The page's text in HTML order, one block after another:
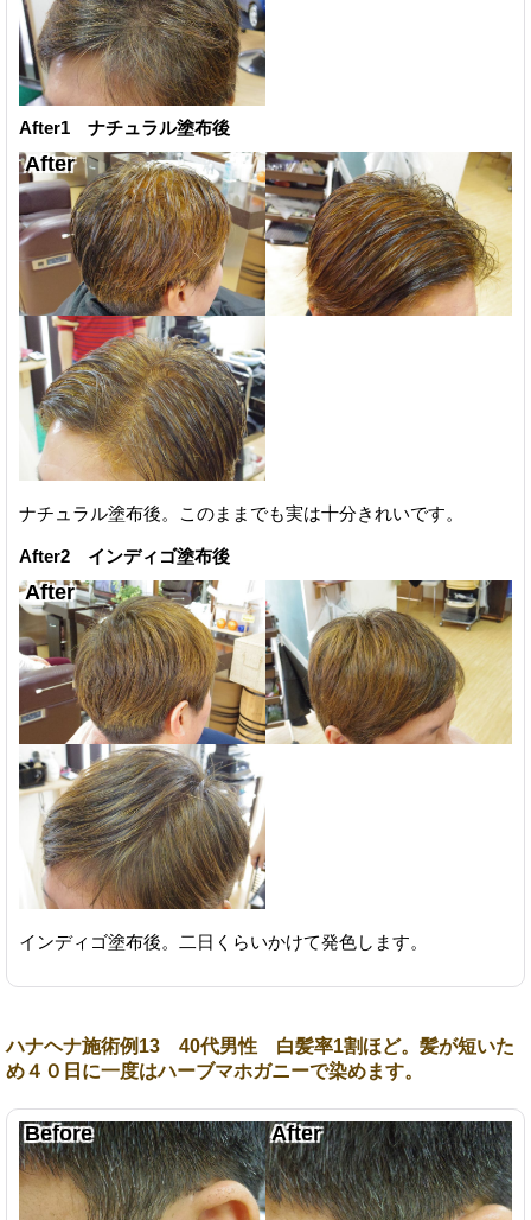
After1 ナチュラル塗布後
ナチュラル塗布後。このままでも実は十分きれいです。
After2 インディゴ塗布後
インディゴ塗布後。二日くらいかけて発色します。
ハナヘナ施術例13 40代男性 白髪率1割ほど。髪が短いた
め４０日に一度はハーブマホガニーで染めます。